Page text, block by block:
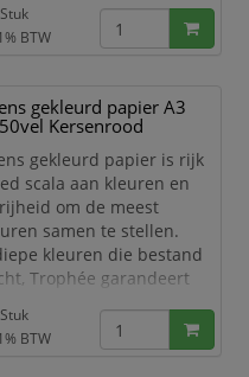
Trophée Pastel
A3 80 gram in oranje
te
Hierdoor is het papier
communicatie,
lesmat
Stuk
BTW
gekleurd papier A3
Kersenrood
gekleurd papier is rijk
scala aan kleuren en
om de meest
samen te stellen.
kleuren die bestand
Trophée garandeert
een uitstekende
papier goed te
Stuk
BTW